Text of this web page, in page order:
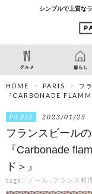
シンプルで上質な
HOME PARIS
フ
『CARBONADE
PARIS 2023/01/25
フランスビール
『Carbonade
ド＞』
tags : ノール フランス料